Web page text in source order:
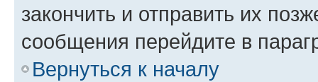
закончить и отправить их
сообщения перейдите в
Вернуться к началу